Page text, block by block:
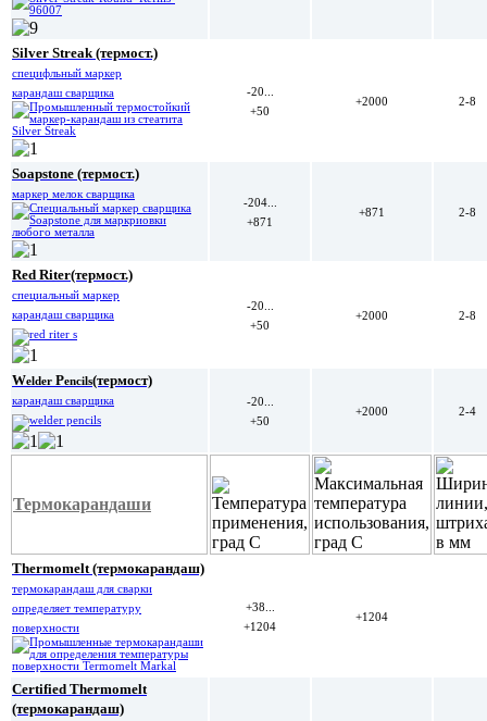
Silver Streak (термост.)
специфльный маркер
карандаш сварщика
-20...
+50
+2000 2-8
Soapstone (термост.)
маркер мелок сварщика
-204...
+871
+871 2-8
Red Riter(термост.)
специальный маркер
карандаш сварщика
-20...
+50
+2000 2-8
Welder Pencils(термост)
карандаш сварщика
-20...
+50
+2000 2-4
Термокарандаши
Thermomelt (термокарандаш)
термокарандаш для сварки
определяет температуру
поверхности
+38...
+1204
+1204
Certified Thermomelt
(термокарандаш)